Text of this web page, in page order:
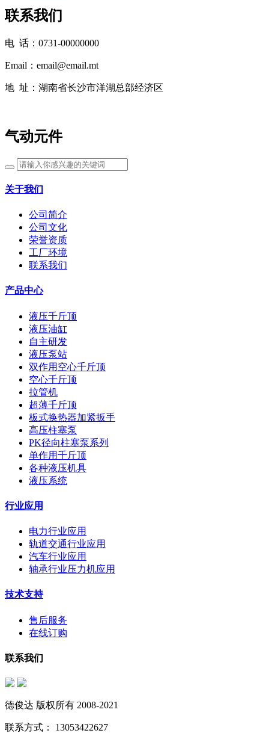
联系我们
电 话：0731-00000000
Email：email@email.mt
地 址：湖南省长沙市洋湖总部经济区
气动元件
关于我们
公司简介
公司文化
荣誉资质
工厂环境
联系我们
产品中心
液压千斤顶
液压油缸
自主研发
液压泵站
双作用空心千斤顶
空心千斤顶
拉管机
超薄千斤顶
板式换热器加紧扳手
高压柱塞泵
PK径向柱塞泵系列
单作用千斤顶
各种液压机具
液压系统
行业应用
电力行业应用
轨道交通行业应用
汽车行业应用
轴承行业压力机应用
技术支持
售后服务
在线订购
联系我们
德俊达 版权所有 2008-2021
联系方式： 13053422627